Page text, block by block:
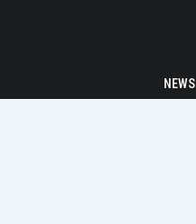
NEWS